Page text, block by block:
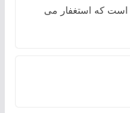
که استغفار می